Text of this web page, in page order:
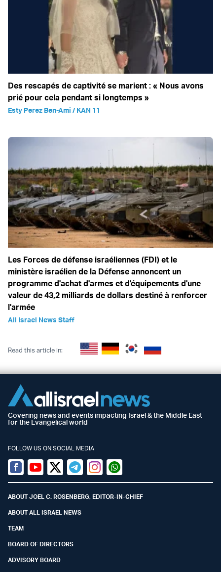
Des rescapés de captivité se marient : « Nous avons
prié pour cela pendant si longtemps »
Esty Perez Ben-Ami / KAN 11
Les Forces de défense israéliennes (FDI) et le
ministère israélien de la Défense annoncent un
programme d'achat d'armes et d'équipements d'une
valeur de 43,2 milliards de dollars destiné à renforcer
l'armée
All Israel News Staff
Read this article in:
Covering news and events impacting Israel & the Middle East
for the Evangelical world
FOLLOW US ON SOCIAL MEDIA
Facebook
YoutubeTwitter (X)
TelegramInstagramWhatsapp
ABOUT JOEL C. ROSENBERG, EDITOR-IN-CHIEF
ABOUT ALL ISRAEL NEWS
TEAM
BOARD OF DIRECTORS
ADVISORY BOARD